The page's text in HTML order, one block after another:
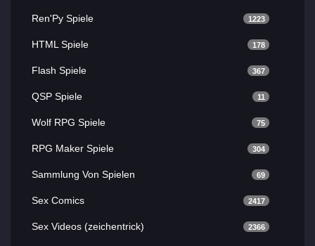
Ren'Py Spiele 1223
HTML Spiele 178
Flash Spiele 367
QSP Spiele 11
Wolf RPG Spiele 75
RPG Maker Spiele 304
Sammlung Von Spielen 69
Sex Comics 2417
Sex Videos (zeichentrick) 2366